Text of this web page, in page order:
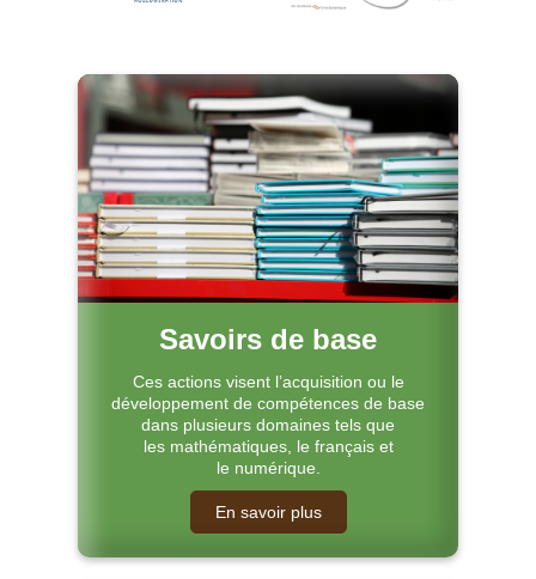
Savoirs de base
Ces actions visent l’acquisition ou le
développement de compétences de base
dans plusieurs domaines tels que
lesmathématiques, le français et
le numérique.
En savoir plus